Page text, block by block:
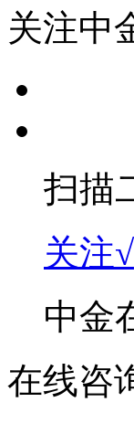
关注中
扫描
关注√
中金
在线咨